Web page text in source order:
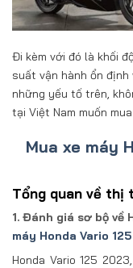
Đi kèm với đó là khối
suất vận hành ổn
những yếu tố trên,
tại Việt Nam muốn
Mua xe máy
Tổng quan về thị
1. Đánh giá sơ bộ về
máy Honda Vario
Honda Vario 125